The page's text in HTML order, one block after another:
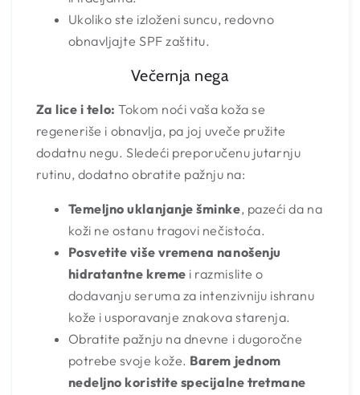
Ukoliko ste izloženi suncu, redovno
obnavljajte SPF zaštitu.
Večernja nega
Za lice i telo: Tokom noći vaša koža se
regeneriše i obnavlja, pa joj uveče pružite
dodatnu negu. Sledeći preporučenu jutarnju
rutinu, dodatno obratite pažnju na:
Temeljno uklanjanje šminke, pazeći da na
koži ne ostanu tragovi nečistoća.
Posvetite više vremena nanošenju
hidratantne kreme i razmislite o
dodavanju seruma za intenzivniju ishranu
kože i usporavanje znakova starenja.
Obratite pažnju na dnevne i dugoročne
potrebe svoje kože. Barem jednom
nedeljno koristite specijalne tretmane